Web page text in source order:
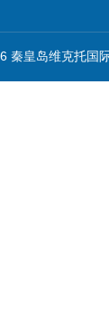
秦皇岛维克托国